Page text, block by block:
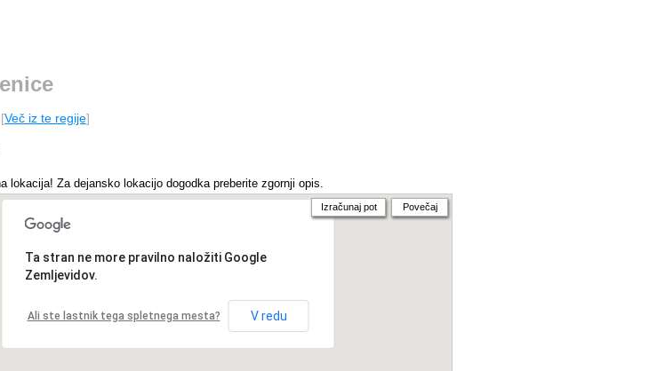
[Več iz te regije]
lokacija! Za dejansko lokacijo dogodka preberite zgornji opis.
Ta stran ne more pravilno naložiti Google
Zemljevidov.
Ali ste lastnik tega spletnega mesta? V redu
Izračunaj pot Povečaj